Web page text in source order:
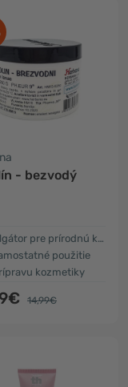
- bezvodý
pre prírodnú kozmetiku
použitie
kozmetiky
14,99€